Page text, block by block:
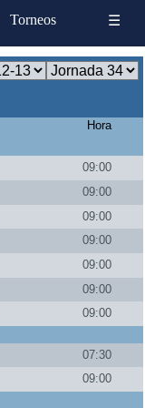
Torneos ☰
Hora
09:00
09:00
09:00
09:00
09:00
09:00
09:00
07:30
09:00